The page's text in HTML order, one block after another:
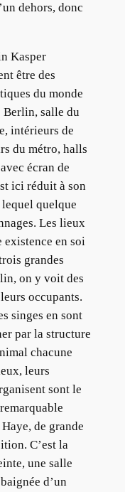
dehors, donc
Kasper
être des
du monde
Berlin, salle du
intérieurs de
du métro, halls
écran de
ici réduit à son
quelque
Les lieux
existence en soi
grandes
on y voit des
occupants.
singes en sont
par la structure
chacune
leurs
sont le
de grande
C’est la
une salle
d’un